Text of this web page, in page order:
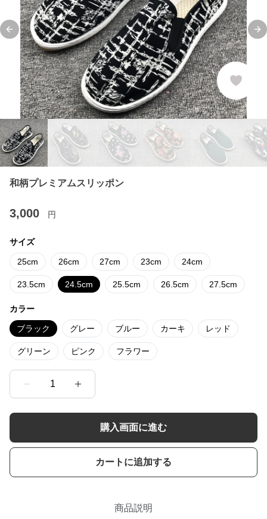
Previous slide
和柄プレミアムスリッポン
3,000 円
サイズ
25cm 26cm 27cm 23cm 24cm
23.5cm 24.5cm 25.5cm 26.5cm 27.5cm
カラー
ブラック グレー ブルー カーキ レッド
グリーン ピンク フラワー
1
購入画面に進む
カートに追加する
商品説明